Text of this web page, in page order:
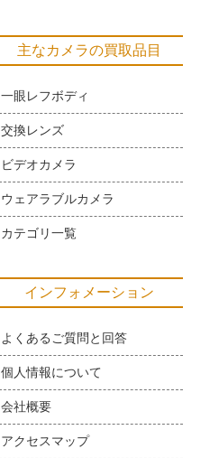
主なカメラの買取品目
一眼レフボディ
交換レンズ
ビデオカメラ
ウェアラブルカメラ
カテゴリ一覧
インフォメーション
よくあるご質問と回答
個人情報について
会社概要
アクセスマップ